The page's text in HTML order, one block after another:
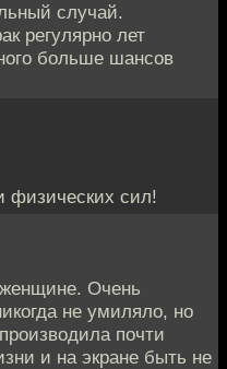
случай.
регулярно лет
больше шансов
сил!
Очень
не умиляло, но
почти
и на экране быть не